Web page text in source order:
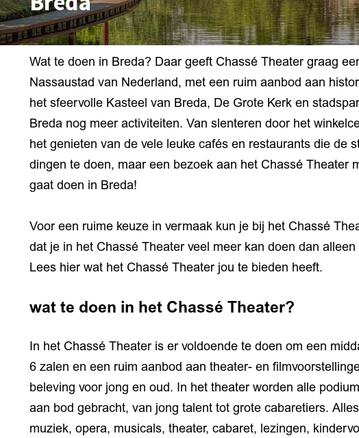
Wat te doen in Breda? Daar geeft Chassé Theater graag
Nassaustad van Nederland, met een ruim aanbod aan
het sfeervolle Kasteel van Breda, De Grote Kerk en
Breda nog meer activiteiten. Van slenteren door het
het genieten van de vele leuke cafés en restaurants die de
dingen te doen, maar een bezoek aan het Chassé Theater
gaat doen in Breda!
Voor een ruime keuze in vermaak kun je bij het Chassé
dat je in het Chassé Theater veel meer kan doen dan
Lees hier wat het Chassé Theater jou te bieden heeft.
wat te doen in het Chassé Theater?
In het Chassé Theater is er voldoende te doen om een
6 zalen en een ruim aanbod aan theater- en
beleving voor jong en oud. In het theater worden alle
aan bod gebracht, van jong talent tot grote cabaretiers.
muziek, opera, musicals, theater, cabaret, lezingen,